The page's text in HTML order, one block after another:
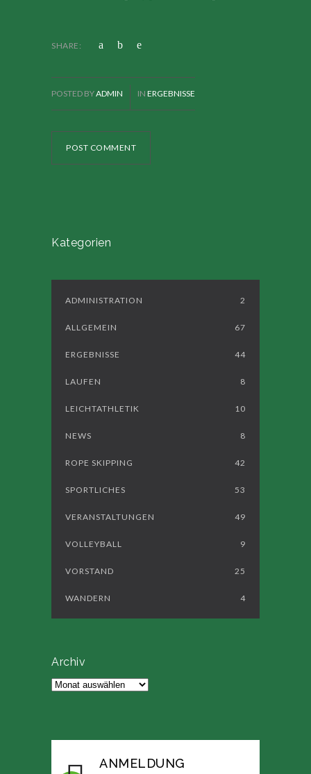
SHARE:
POST COMMENT
POSTED BYADMIN IN ERGEBNISSE
Kategorien
ADMINISTRATION 2
ALLGEMEIN 67
ERGEBNISSE 44
LAUFEN 8
LEICHTATHLETIK 10
NEWS 8
ROPE SKIPPING 42
SPORTLICHES 53
VERANSTALTUNGEN 49
VOLLEYBALL 9
VORSTAND 25
WANDERN 4
Archiv
Archiv
ANMELDUNG